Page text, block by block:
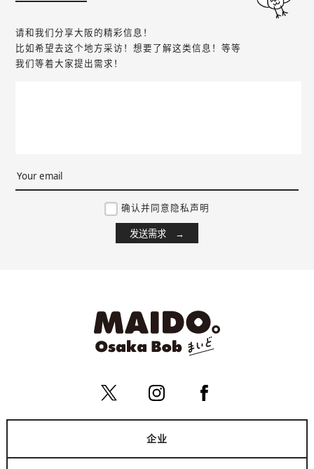
请和我们分享大阪的精彩信息！
比如希望去这个地方采访！想要了解这类信息！等等
我们等着大家提出需求！
确认并同意隐私声明
企业